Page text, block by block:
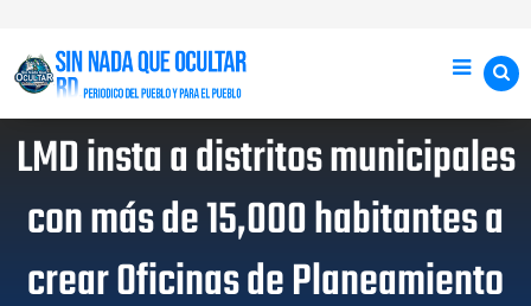
LMD insta a distritos municipales
con más de 15,000 habitantes a
crear Oficinas de Planeamiento